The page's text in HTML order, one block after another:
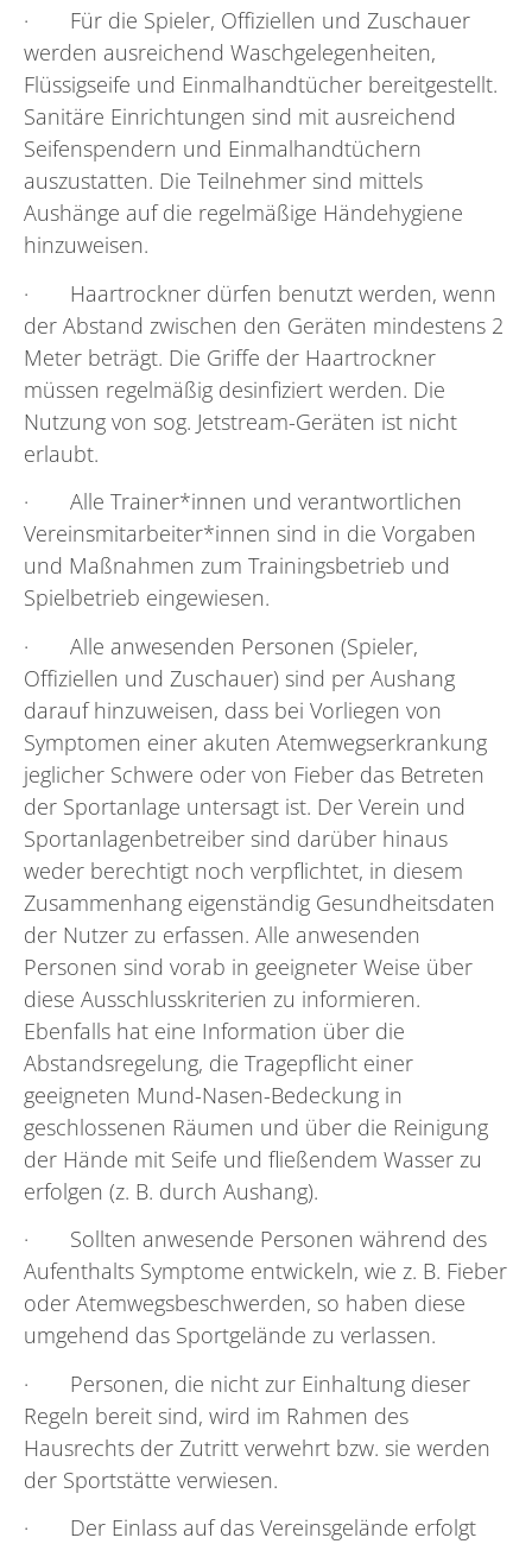
· Für die Spieler, Offiziellen und Zuschauer
werden ausreichend Waschgelegenheiten,
Flüssigseife und Einmalhandtücher bereitgestellt.
Sanitäre Einrichtungen sind mit ausreichend
Seifenspendern und Einmalhandtüchern
auszustatten. Die Teilnehmer sind mittels
Aushänge auf die regelmäßige Händehygiene
hinzuweisen.
· Haartrockner dürfen benutzt werden, wenn
der Abstand zwischen den Geräten mindestens 2
Meter beträgt. Die Griffe der Haartrockner
müssen regelmäßig desinfiziert werden. Die
Nutzung von sog. Jetstream-Geräten ist nicht
erlaubt.
· Alle Trainer*innen und verantwortlichen
Vereinsmitarbeiter*innen sind in die Vorgaben
und Maßnahmen zum Trainingsbetrieb und
Spielbetrieb eingewiesen.
· Alle anwesenden Personen (Spieler,
Offiziellen und Zuschauer) sind per Aushang
darauf hinzuweisen, dass bei Vorliegen von
Symptomen einer akuten Atemwegserkrankung
jeglicher Schwere oder von Fieber das Betreten
der Sportanlage untersagt ist. Der Verein und
Sportanlagenbetreiber sind darüber hinaus
weder berechtigt noch verpflichtet, in diesem
Zusammenhang eigenständig Gesundheitsdaten
der Nutzer zu erfassen. Alle anwesenden
Personen sind vorab in geeigneter Weise über
diese Ausschlusskriterien zu informieren.
Ebenfalls hat eine Information über die
Abstandsregelung, die Tragepflicht einer
geeigneten Mund-Nasen-Bedeckung in
geschlossenen Räumen und über die Reinigung
der Hände mit Seife und fließendem Wasser zu
erfolgen (z. B. durch Aushang).
· Sollten anwesende Personen während des
Aufenthalts Symptome entwickeln, wie z. B. Fieber
oder Atemwegsbeschwerden, so haben diese
umgehend das Sportgelände zu verlassen.
· Personen, die nicht zur Einhaltung dieser
Regeln bereit sind, wird im Rahmen des
Hausrechts der Zutritt verwehrt bzw. sie werden
der Sportstätte verwiesen.
· Der Einlass auf das Vereinsgelände erfolgt